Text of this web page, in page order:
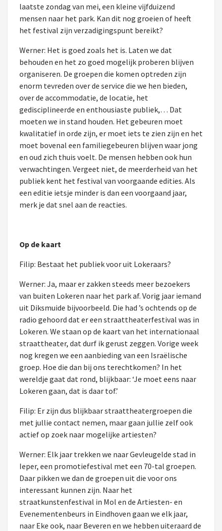
laatste zondag van mei, een kleine vijfduizend
mensen naar het park. Kan dit nog groeien of heeft
het festival zijn verzadigingspunt bereikt?
Werner: Het is goed zoals het is. Laten we dat
behouden en het zo goed mogelijk proberen blijven
organiseren. De groepen die komen optreden zijn
enorm tevreden over de service die we hen bieden,
over de accommodatie, de locatie, het
gedisciplineerde en enthousiaste publiek,… Dat
moeten we in stand houden. Het gebeuren moet
kwalitatief in orde zijn, er moet iets te zien zijn en het
moet bovenal een familiegebeuren blijven waar jong
en oud zich thuis voelt. De mensen hebben ook hun
verwachtingen. Vergeet niet, de meerderheid van het
publiek kent het festival van voorgaande edities. Als
een editie ietsje minder is dan een voorgaand jaar,
merk je dat snel aan de reacties.
Op de kaart
Filip: Bestaat het publiek voor uit Lokeraars?
Werner: Ja, maar er zakken steeds meer bezoekers
van buiten Lokeren naar het park af. Vorig jaar iemand
uit Diksmuide bijvoorbeeld. Die had ’s ochtends op de
radio gehoord dat er een straattheaterfestival was in
Lokeren. We staan op de kaart van het internationaal
straattheater, dat durf ik gerust zeggen. Vorige week
nog kregen we een aanbieding van een Israëlische
groep. Hoe die dan bij ons terechtkomen? In het
wereldje gaat dat rond, blijkbaar: ‘Je moet eens naar
Lokeren gaan, dat is daar tof.’
Filip: Er zijn dus blijkbaar straattheatergroepen die
met jullie contact nemen, maar gaan jullie zelf ook
actief op zoek naar mogelijke artiesten?
Werner: Elk jaar trekken we naar Gevleugelde stad in
Ieper, een promotiefestival met een 70-tal groepen.
Daar pikken we dan de groepen uit die voor ons
interessant kunnen zijn. Naar het
straatkunstenfestival in Mol en de Artiesten- en
Evenementenbeurs in Eindhoven gaan we elk jaar,
naar Eke ook, naar Beveren en we hebben uiteraard de